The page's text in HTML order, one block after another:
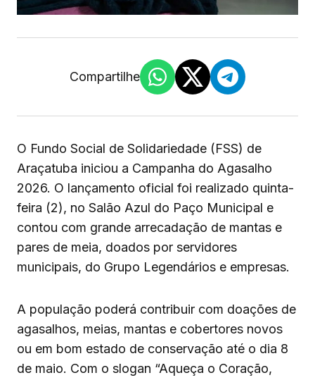
Compartilhe
O Fundo Social de Solidariedade (FSS) de
Araçatuba iniciou a Campanha do Agasalho
2026. O lançamento oficial foi realizado quinta-
feira (2), no Salão Azul do Paço Municipal e
contou com grande arrecadação de mantas e
pares de meia, doados por servidores
municipais, do Grupo Legendários e empresas.
A população poderá contribuir com doações de
agasalhos, meias, mantas e cobertores novos
ou em bom estado de conservação até o dia 8
de maio. Com o slogan “Aqueça o Coração,